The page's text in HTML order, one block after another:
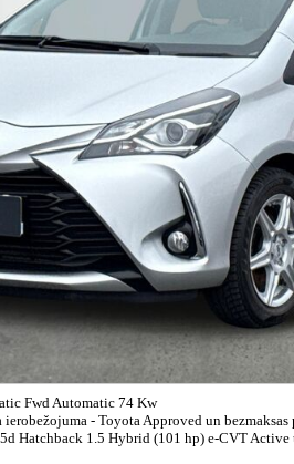
Fwd Automatic 74 Kw
- Toyota Approved un
Hatchback 1.5 Hybrid (101 hp) e-CVT